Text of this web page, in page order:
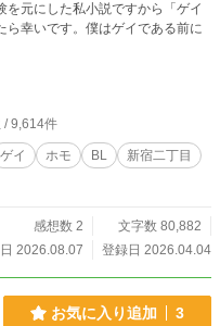
を元にした私小説ですから「ゲイ
ら幸いです。僕はゲイである前に
/ 9,614件
ゲイ ホモ BL
新宿二丁目
感想数 2
文字数 80,882
2026.08.07
登録日 2026.04.04
お気に入り追加 3